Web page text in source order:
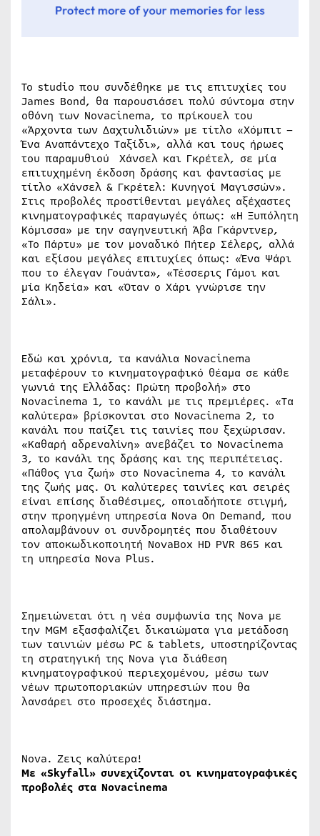
Το studio που συνδέθηκε με τις επιτυχίες του
James Bond, θα παρουσιάσει πολύ σύντομα στην
οθόνη των Novacinema, το πρίκουελ του
«Άρχοντα των Δαχτυλιδιών» με τίτλο «Χόμπιτ –
Ένα Αναπάντεχο Ταξίδι», αλλά και τους ήρωες
του παραμυθιού Χάνσελ και Γκρέτελ, σε μία
επιτυχημένη έκδοση δράσης και φαντασίας με
τίτλο «Χάνσελ & Γκρέτελ: Κυνηγοί Μαγισσών».
Στις προβολές προστίθενται μεγάλες αξέχαστες
κινηματογραφικές παραγωγές όπως: «Η Ξυπόλητη
Κόμισσα» με την σαγηνευτική Άβα Γκάρντνερ,
«Το Πάρτυ» με τον μοναδικό Πήτερ Σέλερς, αλλά
και εξίσου μεγάλες επιτυχίες όπως: «Ένα Ψάρι
που το έλεγαν Γουάντα», «Τέσσερις Γάμοι και
μία Κηδεία» και «Όταν ο Χάρι γνώρισε την
Σάλι».
Εδώ και χρόνια, τα κανάλια Novacinema
μεταφέρουν το κινηματογραφικό θέαμα σε κάθε
γωνιά της Ελλάδας: Πρώτη προβολή» στο
Novacinema 1, το κανάλι με τις πρεμιέρες. «Τα
καλύτερα» βρίσκονται στο Novacinema 2, το
κανάλι που παίζει τις ταινίες που ξεχώρισαν.
«Καθαρή αδρεναλίνη» ανεβάζει το Novacinema
3, το κανάλι της δράσης και της περιπέτειας.
«Πάθος για ζωή» στο Novacinema 4, το κανάλι
της ζωής μας. Οι καλύτερες ταινίες και σειρές
είναι επίσης διαθέσιμες, οποιαδήποτε στιγμή,
στην προηγμένη υπηρεσία Νova Οn Demand, που
απολαμβάνουν οι συνδρομητές που διαθέτουν
τον αποκωδικοποιητή NovaBox HD PVR 865 και
τη υπηρεσία Nova Plus.
Σημειώνεται ότι η νέα συμφωνία της Nova με
την MGM εξασφαλίζει δικαιώματα για μετάδοση
των ταινιών μέσω PC & tablets, υποστηρίζοντας
τη στρατηγική της Nova για διάθεση
κινηματογραφικού περιεχομένου, μέσω των
νέων πρωτοποριακών υπηρεσιών που θα
λανσάρει στο προσεχές διάστημα.
Nova. Ζεις καλύτερα!
Με «Skyfall» συνεχίζονται οι κινηματογραφικές
προβολές στα Novacinema